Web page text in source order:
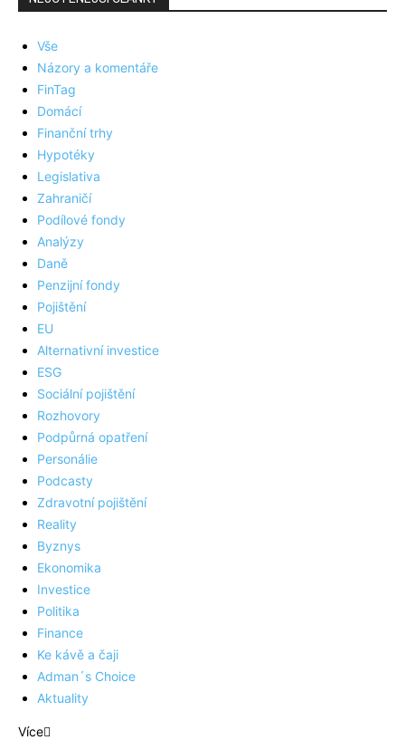
Vše
Názory a komentáře
FinTag
Domácí
Finanční trhy
Hypotéky
Legislativa
Zahraničí
Podílové fondy
Analýzy
Daně
Penzijní fondy
Pojištění
EU
Alternativní investice
ESG
Sociální pojištění
Rozhovory
Podpůrná opatření
Personálie
Podcasty
Zdravotní pojištění
Reality
Byznys
Ekonomika
Investice
Politika
Finance
Ke kávě a čaji
Adman´s Choice
Aktuality
Více